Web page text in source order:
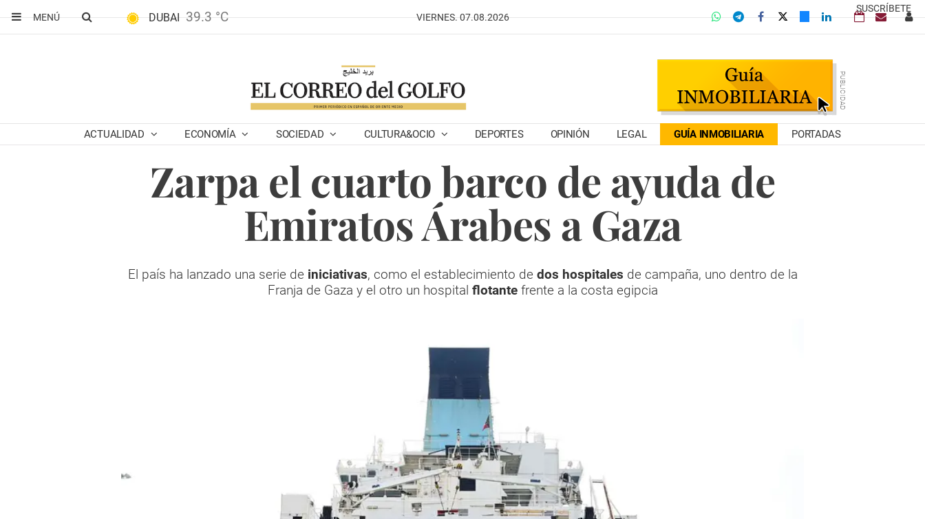
SUSCRÍBETE
MENÚ
DUBAI 39.3 °C VIERNES. 07.08.2026
ACTUALIDAD ECONOMÍA SOCIEDAD CULTURA&OCIO DEPORTES OPINIÓN LEGAL GUÍA INMOBILIARIA PORTADAS
Zarpa el cuarto barco de ayuda de
Emiratos Árabes a Gaza
El país ha lanzado una serie de iniciativas, como el establecimiento de dos hospitales de campaña, uno dentro de la
Franja de Gaza y el otro un hospital flotantefrente a la costa egipcia